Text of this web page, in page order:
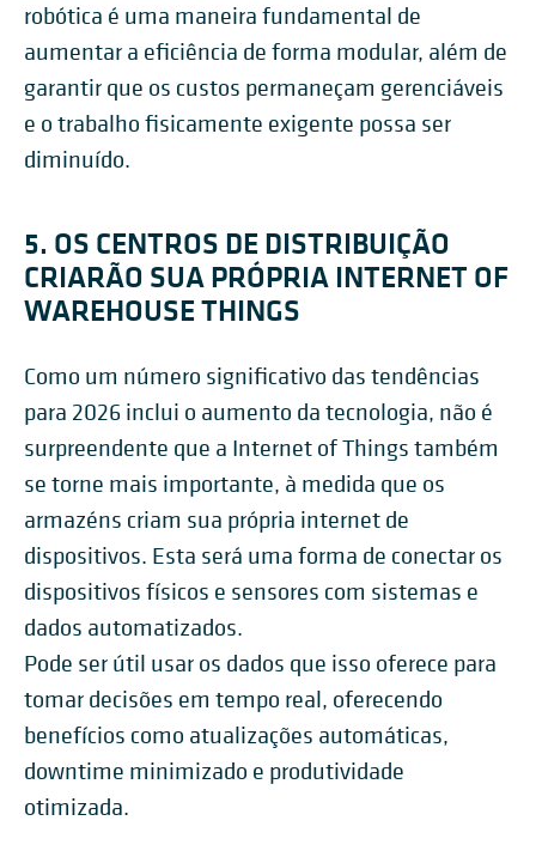
robótica é uma maneira fundamental de
aumentar a eficiência de forma modular, além de
garantir que os custos permaneçam gerenciáveis
e o trabalho fisicamente exigente possa ser
diminuído.
5. OS CENTROS DE DISTRIBUIÇÃO
CRIARÃO SUA PRÓPRIA INTERNET OF
WAREHOUSE THINGS
Como um número significativo das tendências
para 2026 inclui o aumento da tecnologia, não é
surpreendente que a Internet of Things também
se torne mais importante, à medida que os
armazéns criam sua própria internet de
dispositivos. Esta será uma forma de conectar os
dispositivos físicos e sensores com sistemas e
dados automatizados.
Pode ser útil usar os dados que isso oferece para
tomar decisões em tempo real, oferecendo
benefícios como atualizações automáticas,
downtime minimizado e produtividade
otimizada.